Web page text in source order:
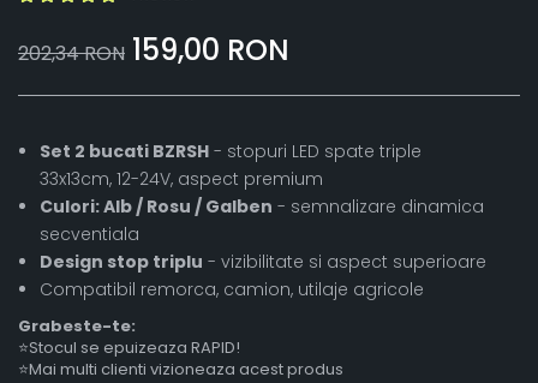
202,34 RON 159,00 RON
Set 2 bucati BZRSH - stopuri LED spate triple
33x13cm, 12-24V, aspect premium
Culori: Alb / Rosu / Galben - semnalizare dinamica
secventiala
Design stop triplu - vizibilitate si aspect superioare
Compatibil remorca, camion, utilaje agricole
Grabeste-te:
⭐Stocul se epuizeaza RAPID!
⭐Mai multi clienti vizioneaza acest produs